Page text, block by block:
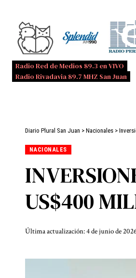
Radio Red de Medios 89.3 en VIVO
Radio Rivadavia 89.7 MHZ San Juan
Diario Plural San Juan > Nacionales >
NACIONALES
US$400
Última actualización: 4 de junio de